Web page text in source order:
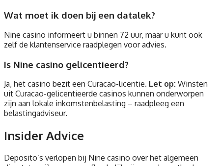
Wat moet ik doen bij een datalek?
Nine casino informeert u binnen 72 uur, maar u kunt ook
zelf de klantenservice raadplegen voor advies.
Is Nine casino gelicentieerd?
Ja, het casino bezit een Curacao-licentie. Let op: Winsten
uit Curacao-gelicentieerde casinos kunnen onderworpen
zijn aan lokale inkomstenbelasting – raadpleeg een
belastingadviseur.
Insider Advice
Deposito’s verlopen bij Nine casino over het algemeen